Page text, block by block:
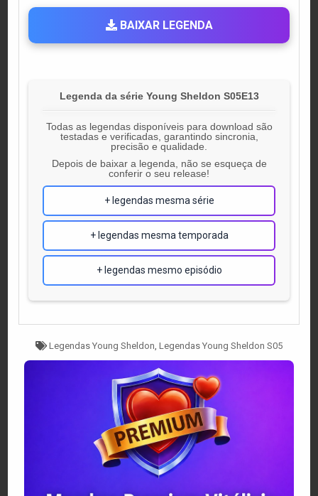
BAIXAR LEGENDA
Legenda da série Young Sheldon S05E13
Todas as legendas disponíveis para download são
testadas e verificadas, garantindo sincronia,
precisão e qualidade.
Depois de baixar a legenda, não se esqueça de
conferir o seu release!
+ legendas mesma série
+ legendas mesma temporada
+ legendas mesmo episódio
Tagged
Legendas Young Sheldon Legendas Young Sheldon S05